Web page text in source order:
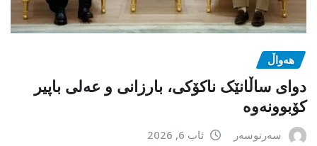
هەواڵ
دوای ساڵانێک ناکۆکی، بارزانی و عەلی باپیر
کۆبوونەوە
سەرنوسەر ئاب 6, 2026